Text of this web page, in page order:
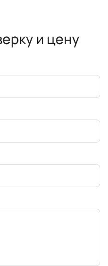
и цену